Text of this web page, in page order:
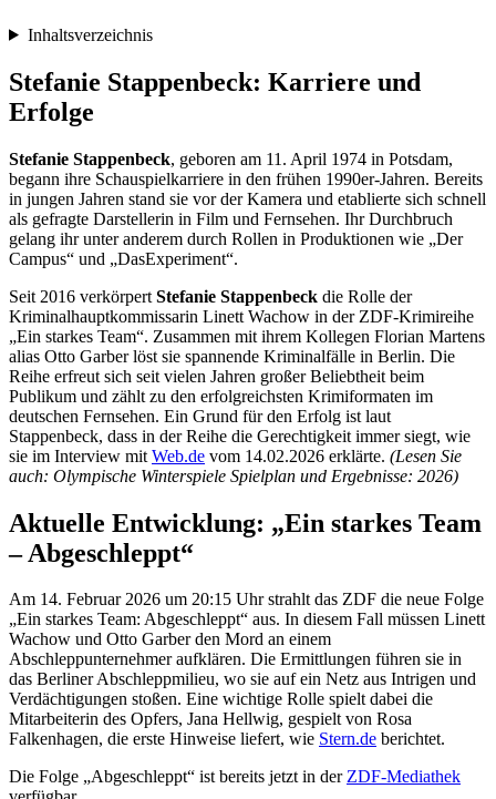
Inhaltsverzeichnis
Stefanie Stappenbeck: Karriere und
Erfolge
Stefanie Stappenbeck, geboren am 11. April 1974 in Potsdam,
begann ihre Schauspielkarriere in den frühen 1990er-Jahren. Bereits
in jungen Jahren stand sie vor der Kamera und etablierte sich schnell
als gefragte Darstellerin in Film und Fernsehen. Ihr Durchbruch
gelang ihr unter anderem durch Rollen in Produktionen wie „Der
Campus“ und „DasExperiment“.
Seit 2016 verkörpert Stefanie Stappenbeck die Rolle der
Kriminalhauptkommissarin Linett Wachow in der ZDF-Krimireihe
„Ein starkes Team“. Zusammen mit ihrem Kollegen Florian Martens
alias Otto Garber löst sie spannende Kriminalfälle in Berlin. Die
Reihe erfreut sich seit vielen Jahren großer Beliebtheit beim
Publikum und zählt zu den erfolgreichsten Krimiformaten im
deutschen Fernsehen. Ein Grund für den Erfolg ist laut
Stappenbeck, dass in der Reihe die Gerechtigkeit immer siegt, wie
sie im Interview mit Web.de vom 14.02.2026 erklärte. (Lesen Sie
auch: Olympische Winterspiele Spielplan und Ergebnisse: 2026)
Aktuelle Entwicklung: „Ein starkes Team
– Abgeschleppt“
Am 14. Februar 2026 um 20:15 Uhr strahlt das ZDF die neue Folge
„Ein starkes Team: Abgeschleppt“ aus. In diesem Fall müssen Linett
Wachow und Otto Garber den Mord an einem
Abschleppunternehmer aufklären. Die Ermittlungen führen sie in
das Berliner Abschleppmilieu, wo sie auf ein Netz aus Intrigen und
Verdächtigungen stoßen. Eine wichtige Rolle spielt dabei die
Mitarbeiterin des Opfers, Jana Hellwig, gespielt von Rosa
Falkenhagen, die erste Hinweise liefert, wie Stern.de berichtet.
Die Folge „Abgeschleppt“ ist bereits jetzt in derZDF-Mediathek